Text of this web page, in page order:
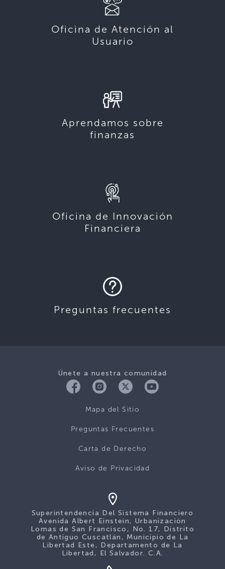
Oficina de Atención al
Usuario
Aprendamos sobre
finanzas
Oficina de Innovación
Financiera
Preguntas frecuentes
Únete a nuestra comunidad
Mapa del Sitio
Preguntas Frecuentes
Carta de Derecho
Aviso de Privacidad
Superintendencia Del Sistema Financiero
Avenida Albert Einstein, Urbanización
Lomas de San Francisco, No. 17, Distrito
de Antiguo Cuscatlán, Municipio de La
Libertad Este, Departamento de La
Libertad, El Salvador. C.A.